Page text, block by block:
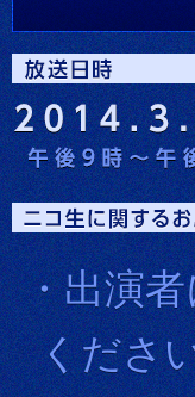
・出演
くださ